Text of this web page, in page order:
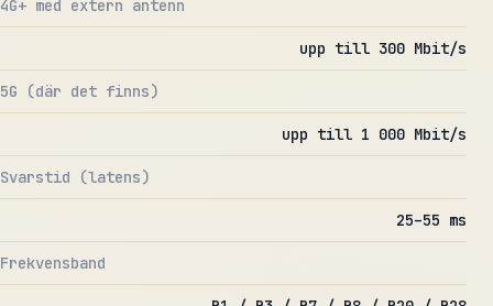
4G+ med extern antenn
upp till 300 Mbit/s
5G (där det finns)
upp till 1 000 Mbit/s
Svarstid (latens)
25–55 ms
Frekvensband